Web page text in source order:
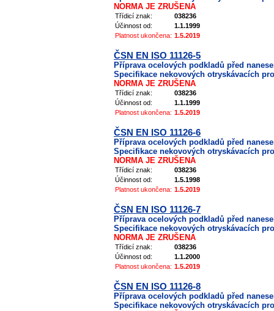
NORMA JE ZRUŠENA
Třídicí znak:
038236
Účinnost od:
1.1.1999
Platnost ukončena: 1.5.2019
ČSN EN ISO 11126-5
Příprava ocelových podkladů před
Specifikace nekovových otryskávacích
NORMA JE ZRUŠENA
Třídicí znak:
038236
Účinnost od:
1.1.1999
Platnost ukončena: 1.5.2019
ČSN EN ISO 11126-6
Příprava ocelových podkladů před
Specifikace nekovových otryskávacích
NORMA JE ZRUŠENA
Třídicí znak:
038236
Účinnost od:
1.5.1998
Platnost ukončena: 1.5.2019
ČSN EN ISO 11126-7
Příprava ocelových podkladů před
Specifikace nekovových otryskávacích
NORMA JE ZRUŠENA
Třídicí znak:
038236
Účinnost od:
1.1.2000
Platnost ukončena: 1.5.2019
ČSN EN ISO 11126-8
Příprava ocelových podkladů před
Specifikace nekovových otryskávacích